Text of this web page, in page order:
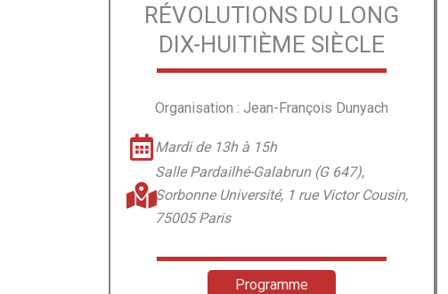
RÉVOLUTIONS DU LONG
DIX-HUITIÈME SIÈCLE
Organisation : Jean-François Dunyach
Mardi de 13h à 15h
Salle Pardailhé-Galabrun (G 647),
Sorbonne Université, 1 rue Victor Cousin,
75005 Paris
Programme